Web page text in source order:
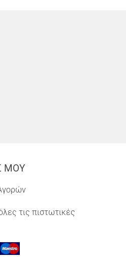
ΜΟΥ
τις πιστωτικές